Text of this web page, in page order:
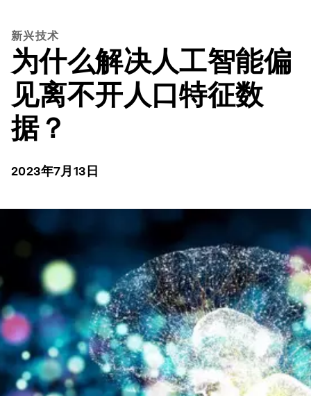
新兴技术
为什么解决人工智能偏
见离不开人口特征数
据？
2023年7月13日